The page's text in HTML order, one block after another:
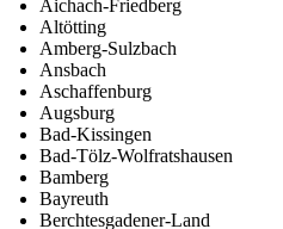
Aichach-Friedberg
Altötting
Amberg-Sulzbach
Ansbach
Aschaffenburg
Augsburg
Bad-Kissingen
Bad-Tölz-Wolfratshausen
Bamberg
Bayreuth
Berchtesgadener-Land